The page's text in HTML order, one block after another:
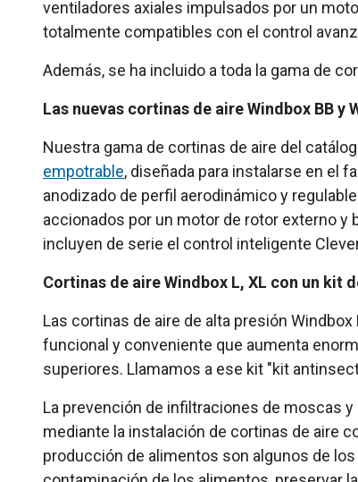
ventiladores axiales impulsados por un
totalmente compatibles con el control
Además, se ha incluido a toda la gama de
Las nuevas cortinas de aire Windbox BB
Nuestra gama de cortinas de aire del
empotrable, diseñada para instalarse en el
anodizado de perfil aerodinámico y
accionados por un motor de rotor externo y
incluyen de serie el control inteligente
Cortinas de aire Windbox L, XL con un kit
Las cortinas de aire de alta presión
funcional y conveniente que aumenta
superiores. Llamamos a ese kit "kit
La prevención de infiltraciones de moscas
mediante la instalación de cortinas de aire
producción de alimentos son algunos de